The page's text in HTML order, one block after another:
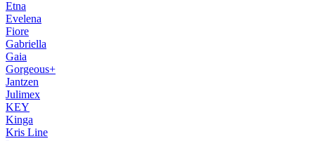
Etna
Evelena
Fiore
Gabriella
Gaia
Gorgeous+
Jantzen
Julimex
KEY
Kinga
Kris Line